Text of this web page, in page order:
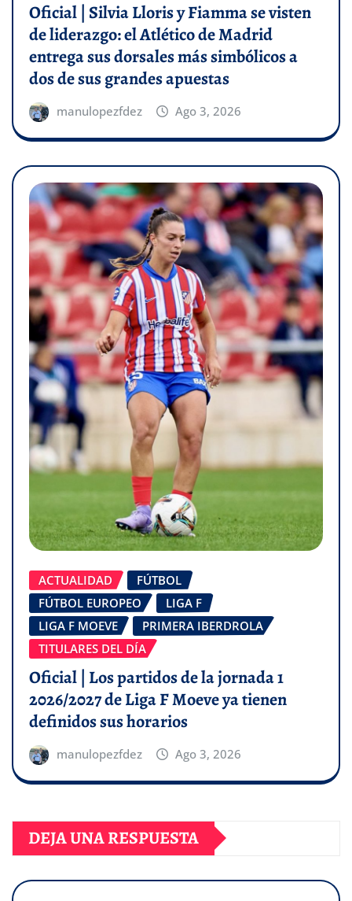
Oficial | Silvia Lloris y Fiamma se visten
de liderazgo: el Atlético de Madrid
entrega sus dorsales más simbólicos a
dos de sus grandes apuestas
manulopezfdez Ago 3, 2026
ACTUALIDAD
FÚTBOL
FÚTBOL EUROPEO
LIGA F
LIGA F MOEVE
PRIMERA IBERDROLA
TITULARES DEL DÍA
Oficial | Los partidos de la jornada 1
2026/2027 de Liga F Moeve ya tienen
definidos sus horarios
manulopezfdez Ago 3, 2026
DEJA UNA RESPUESTA